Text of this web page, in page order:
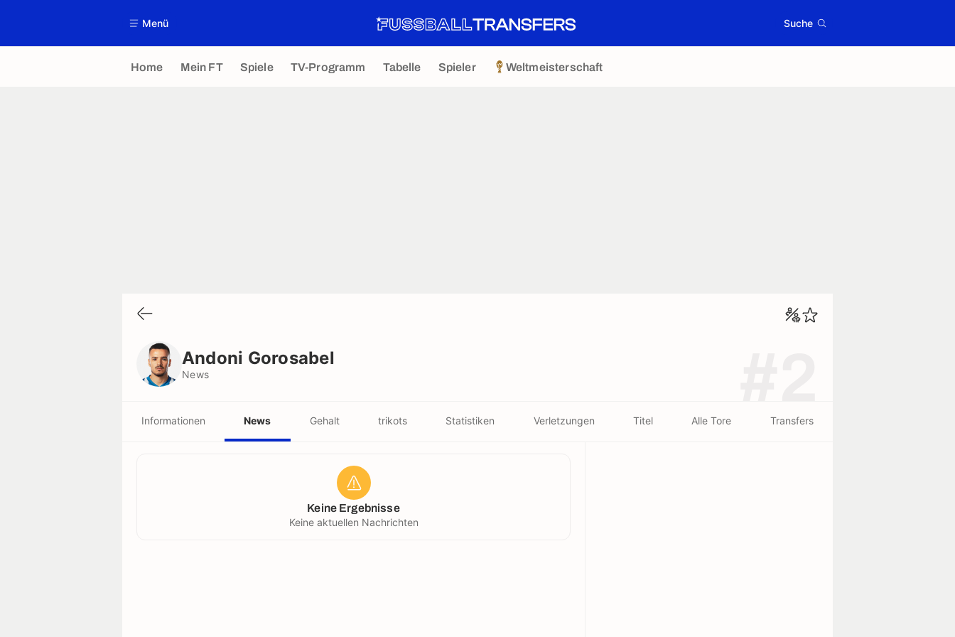
Menü Suche
Home Mein FT Spiele TV-Programm Tabelle Spieler Weltmeisterschaft
Andoni Gorosabel
News
Informationen News Gehalt trikots Statistiken Verletzungen Titel Alle Tore Transfers
Keine Ergebnisse
Keine aktuellen Nachrichten